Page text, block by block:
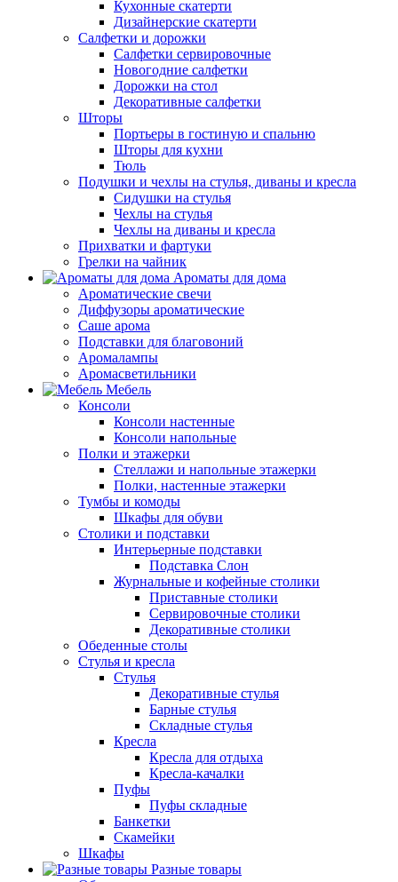
Кухонные скатерти
Дизайнерские скатерти
Салфетки и дорожки
Салфетки сервировочные
Новогодние салфетки
Дорожки на стол
Декоративные салфетки
Шторы
Портьеры в гостиную и спальню
Шторы для кухни
Тюль
Подушки и чехлы на стулья, диваны и кресла
Сидушки на стулья
Чехлы на стулья
Чехлы на диваны и кресла
Прихватки и фартуки
Грелки на чайник
Ароматы для дома
Ароматические свечи
Диффузоры ароматические
Саше арома
Подставки для благовоний
Аромалампы
Аромасветильники
Мебель
Консоли
Консоли настенные
Консоли напольные
Полки и этажерки
Стеллажи и напольные этажерки
Полки, настенные этажерки
Тумбы и комоды
Шкафы для обуви
Столики и подставки
Интерьерные подставки
Подставка Слон
Журнальные и кофейные столики
Приставные столики
Сервировочные столики
Декоративные столики
Обеденные столы
Стулья и кресла
Стулья
Декоративные стулья
Барные стулья
Складные стулья
Кресла
Кресла для отдыха
Кресла-качалки
Пуфы
Пуфы складные
Банкетки
Скамейки
Шкафы
Разные товары